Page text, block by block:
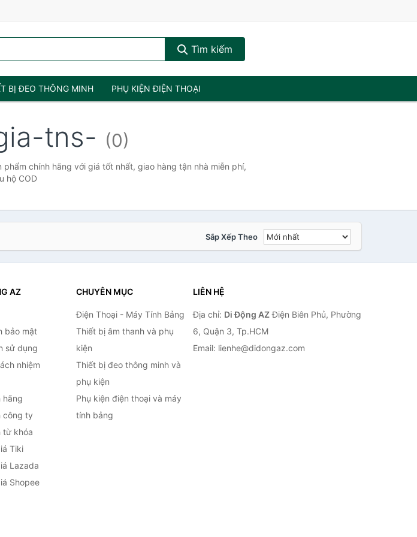
Tìm kiếm
BỊ ĐEO THÔNG MINH PHỤ KIỆN ĐIỆN THOẠI
tns- (0)
chính hãng với giá tốt nhất, giao hàng tận nhà miễn phí,
hộ COD
Sắp Xếp Theo
AZ
bảo mật
sử dụng
nhiệm
hãng
công ty
từ khóa
Tiki
Lazada
Shopee
CHUYÊN MỤC
Điện Thoại - Máy Tính Bảng
Thiết bị âm thanh và phụ
kiện
Thiết bị đeo thông minh và
phụ kiện
Phụ kiện điện thoại và máy
tính bảng
LIÊN HỆ
Địa chỉ: Di Động AZĐiện Biên Phủ, Phường
6, Quận 3, Tp.HCM
Email: lienhe@didongaz.com